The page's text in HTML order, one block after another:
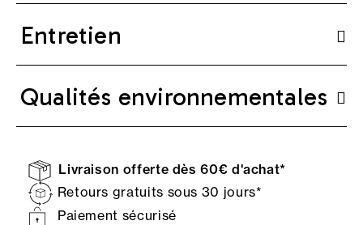
Entretien
Qualités environnementales
Livraison offerte dès 60€ d'achat*
Retours gratuits sous 30 jours*
Paiement sécurisé